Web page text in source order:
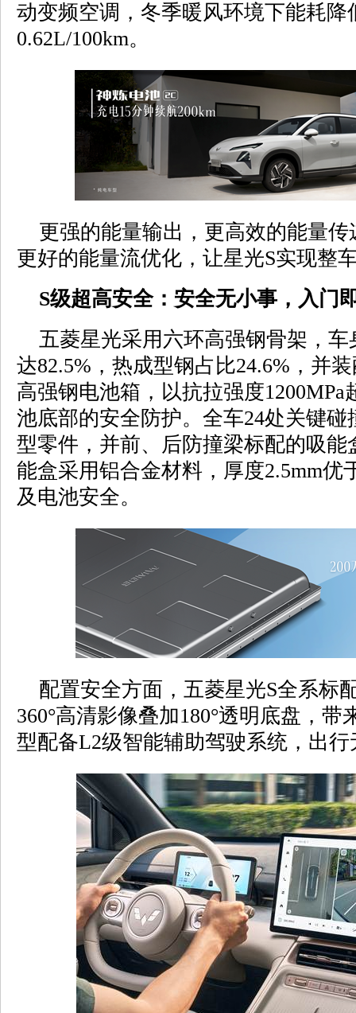
动变频空调，冬季暖风环境下能耗降
0.62L/100km。
更强的能量输出，更高效的能量传
更好的能量流优化，让星光S实现整
S级超高安全：安全无小事，入门
五菱星光采用六环高强钢骨架，车
达82.5%，热成型钢占比24.6%，并
高强钢电池箱，以抗拉强度
池底部的安全防护。全车24处关键碰
型零件，并前、后防撞梁标配的吸
能盒采用铝合金材料，厚度2.5mm优
及电池安全。
配置安全方面，五菱星光S全系标
360°高清影像叠加180°透明底盘，带
型配备L2级智能辅助驾驶系统，出行